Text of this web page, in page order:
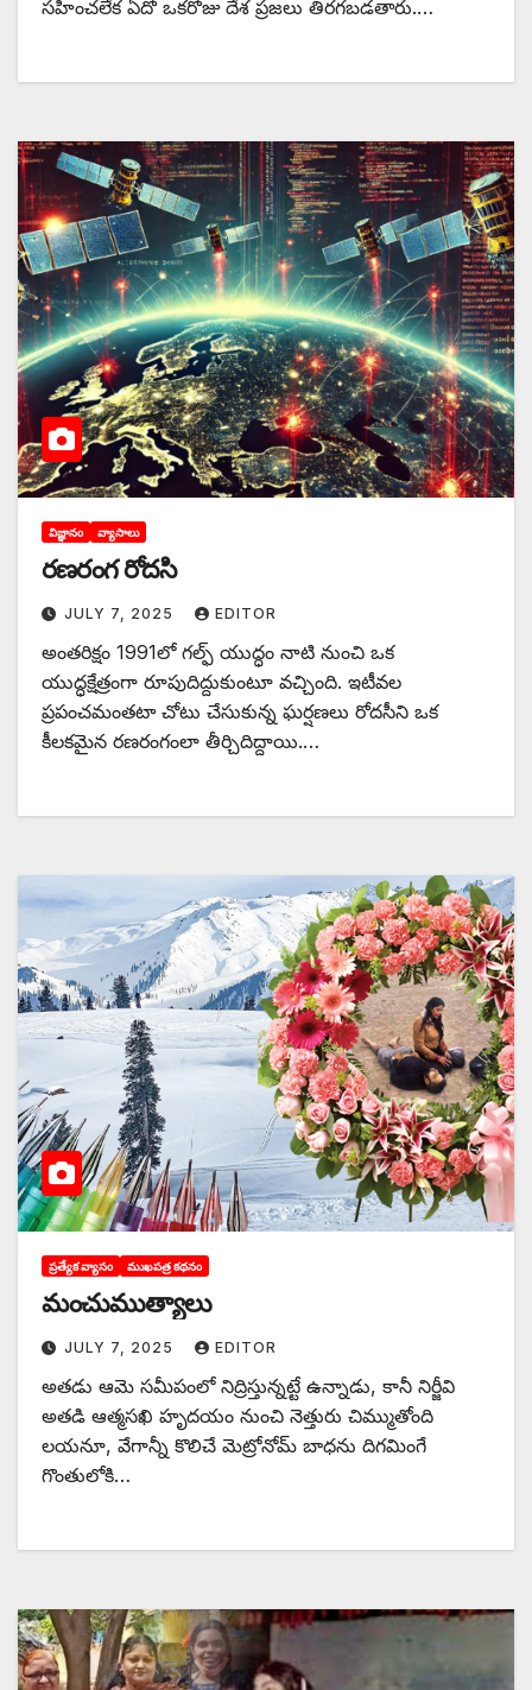
సహించలేక ఏదో ఒకరోజు దేశ ప్రజలు తిరగబడతారు.…
విజ్ఞానం వ్యాసాలు
‌రణరంగ రోదసి
JULY 7, 2025 EDITOR
అం‌తరిక్షం 1991లో గల్ఫ్ ‌యుద్ధం నాటి నుంచి ఒక
యుద్ధక్షేత్రంగా రూపుదిద్దుకుంటూ వచ్చింది. ఇటీవల
ప్రపంచమంతటా చోటు చేసుకున్న ఘర్షణలు రోదసీని ఒక
కీలకమైన రణరంగంలా తీర్చిదిద్దాయి.…
ప్రత్యేక వ్యాసం ముఖపత్ర కథనం
మంచుముత్యాలు
JULY 7, 2025 EDITOR
అతడు ఆమె సమీపంలో నిద్రిస్తున్నట్టే ఉన్నాడు, కానీ నిర్జీవి
అతడి ఆత్మసఖి హృదయం నుంచి నెత్తురు చిమ్ముతోంది
లయనూ, వేగాన్నీ కొలిచే మెట్రోనోమ్‌ బాధను దిగమింగే
గొంతులోకి…